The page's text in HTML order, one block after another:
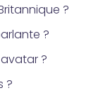
?
?
?
?